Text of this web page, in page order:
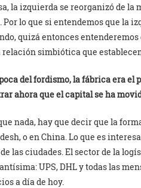
la izquierda se reorganizó de la
Por lo que si entendemos que la
quizá entonces entenderemos
relación simbiótica que
del fordismo, la fábrica era el
ahora que el capital se ha
nada, hay que decir que la
o en China. Lo que es
las ciudades. El sector de la
UPS, DHL y todas las
a día de hoy.